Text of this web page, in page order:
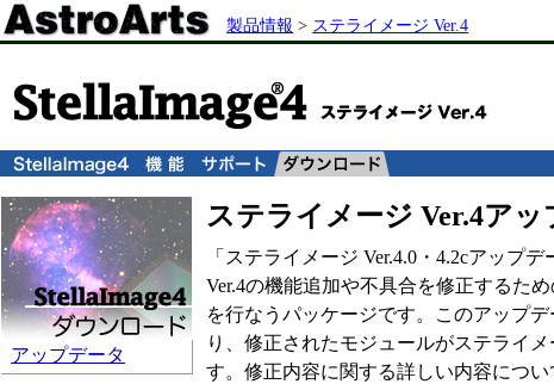
製品情報 > ステライメージ Ver.4
アップデータ
ステライメージ Ver.4アッ
「ステライメージ Ver.4.0・4.2cアップ
Ver.4の機能追加や不具合を修正するた
を行なうパッケージです。このアップ
り、修正されたモジュールがステライメ
す。修正内容に関する詳しい内容につい